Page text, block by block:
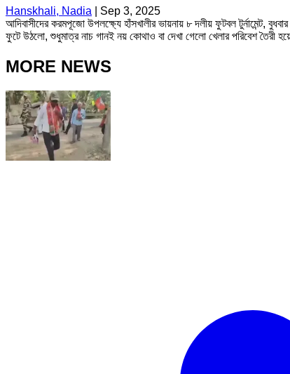
Hanskhali, Nadia
Sep 3, 2025
আদিবাসীদের করমপূজো উপলক্ষ্যে হাঁসখালীর ভায়নায় ৮ দলীয় ফুটবল টুর্নামেন্ট,
ফুটে উঠলো, শুধুমাত্র নাচ গানই নয় কোথাও বা দেখা গেলো খেলার পরিবেশ তৈরী
MORE NEWS